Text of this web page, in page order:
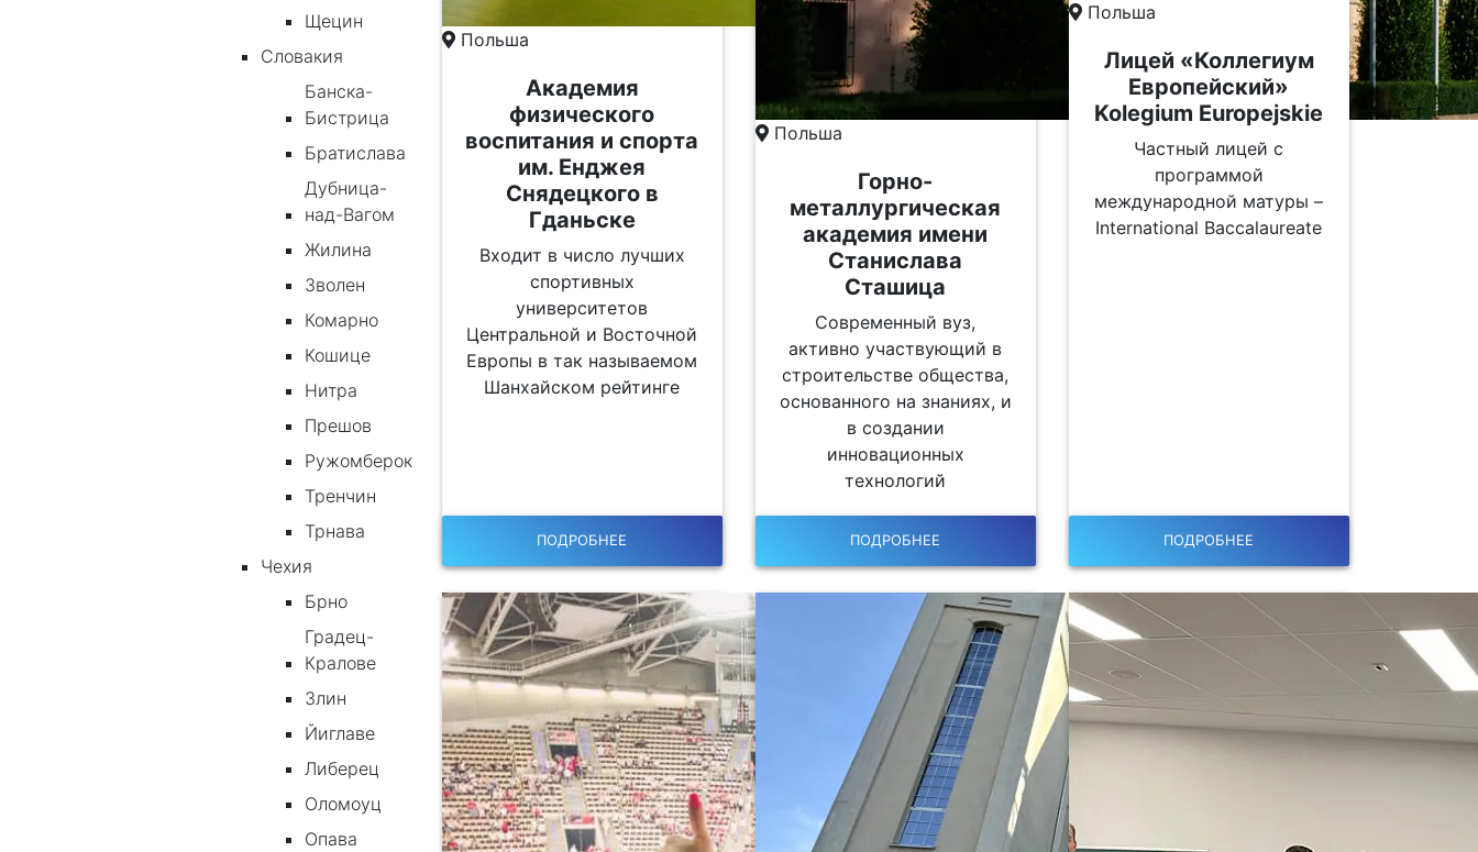
Щецин
Словакия
Банска-
Бистрица
Братислава
Дубница-
над-Вагом
Жилина
Зволен
Комарно
Кошице
Нитра
Прешов
Ружомберок
Тренчин
Трнава
Чехия
Брно
Градец-
Кралове
Злин
Йиглаве
Либерец
Оломоуц
Опава
Польша
Академия
физического
воспитания и спорта
им. Енджея
Снядецкого в
Гданьске
Входит в число лучших
спортивных
университетов
Центральной и Восточной
Европы в так называемом
Шанхайском рейтинге
ПОДРОБНЕЕ
Польша
Горно-
металлургическая
академия имени
Станислава
Сташица
Современный вуз,
активно участвующий в
строительстве общества,
основанного на знаниях, и
в создании
инновационных
технологий
ПОДРОБНЕЕ
Польша
Лицей «Коллегиум
Европейский»
Kolegium Europejskie
Частный лицей с
программой
международной матуры –
International Baccalaureate
ПОДРОБНЕЕ